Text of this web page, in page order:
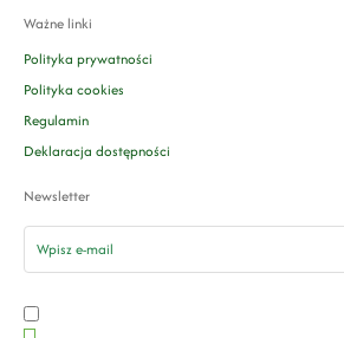
Ważne linki
Polityka prywatności
Polityka cookies
Regulamin
Deklaracja dostępności
Newsletter
email